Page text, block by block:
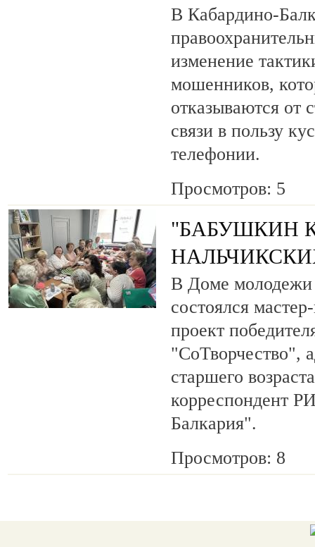
В Кабардино-
изменение
мошенников,
отказываются от
связи в пользу
телефонии.
Просмотров: 5
"БАБУШКИН
В Доме молодежи
состоялся
проект
"СоТворчество",
старшего
корреспондент
Балкария".
Просмотров: 8